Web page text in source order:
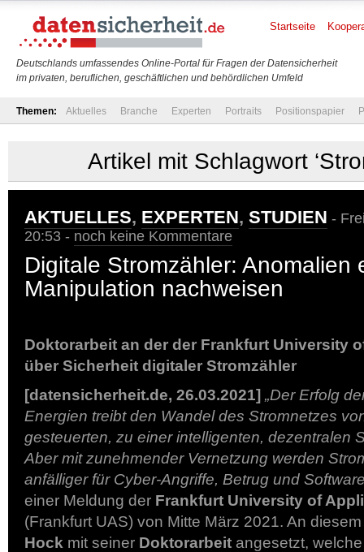
Deutschlands umfassendes Online-Portal für Fragen der Datensicherheit
im privaten, beruflichen, geschäftlichen und behördlichen Umfeld
Startseite
Themen: Aktuelles Branche Experten Portraits Positionspapier
Artikel mit Schlagwort
AKTUELLES, EXPERTEN, STUDIEN -
20:53 - noch keine Kommentare
Digitale Stromzähler: Anomalien
Manipulation nachweisen
Doktorarbeit an der der Frankfurt University
über Sicherheit digitaler Stromzähler
[datensicherheit.de, 26.03.2021] „Der Erfolg
Energien treibt den Wandel des Stromnetzes
gesteuerten, zu einer intelligenten, dezentralen
Aber mit zunehmender Vernetzung werden
anfälliger für Cyber-Angriffe, Betrug und
einer Meldung der Frankfurt University of
(Frankfurt UAS) von Mitte März 2021. An
Hock mit seiner Doktorarbeit angesetzt,